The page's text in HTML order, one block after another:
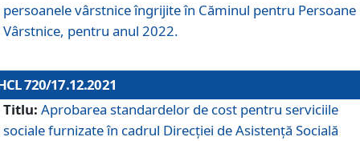
persoanele vârstnice îngrijite în Căminul pentru Persoane
Vârstnice, pentru anul 2022.
720/17.12.2021
Titlu: Aprobarea standardelor de cost pentru serviciile
sociale furnizate în cadrul Direcției de Asistență Socială